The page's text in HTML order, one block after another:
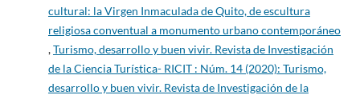
cultural: la Virgen Inmaculada de Quito, de escultura
religiosa conventual a monumento urbano contemporáneo
,Turismo, desarrollo y buen vivir. Revista de Investigación
de la Ciencia Turística- RICIT : Núm. 14 (2020): Turismo,
desarrollo y buen vivir. Revista de Investigación de la